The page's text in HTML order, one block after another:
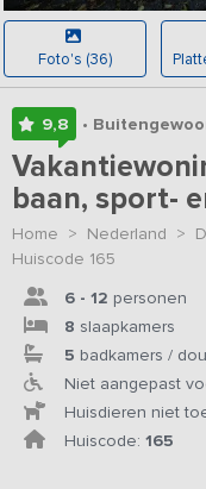
Foto's (36)
9,8 •
baan, sport-
Home > Nederland >
Huiscode 165
6 - 12 personen
8 slaapkamers
5 badkamers /
Niet aangepast
Huisdieren niet
Huiscode: 165